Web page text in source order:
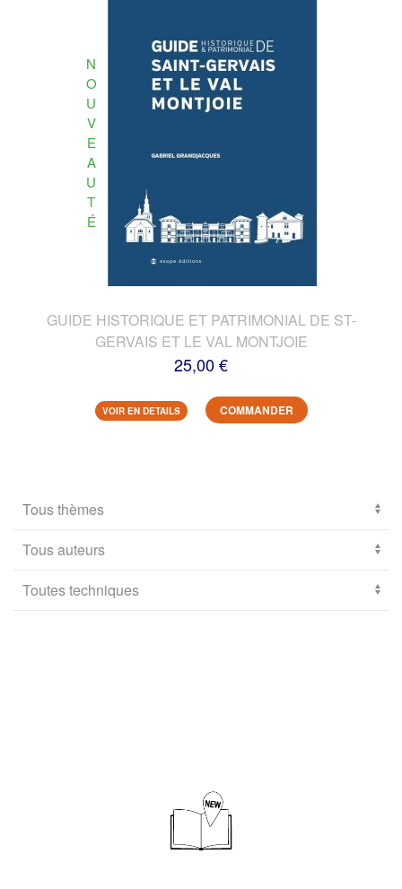
N
O
U
V
E
A
U
T
É
GUIDE HISTORIQUE ET PATRIMONIAL DE ST-
GERVAIS ET LE VAL MONTJOIE
25,00 €
VOIR EN DETAILS COMMANDER